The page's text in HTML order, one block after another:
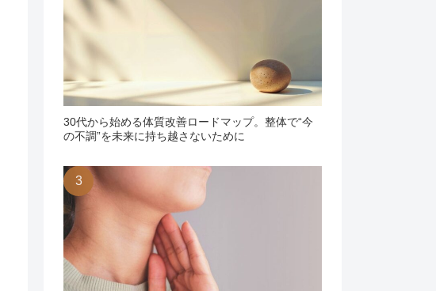
30代から始める体質改善ロードマップ。整体で“今
の不調”を未来に持ち越さないために